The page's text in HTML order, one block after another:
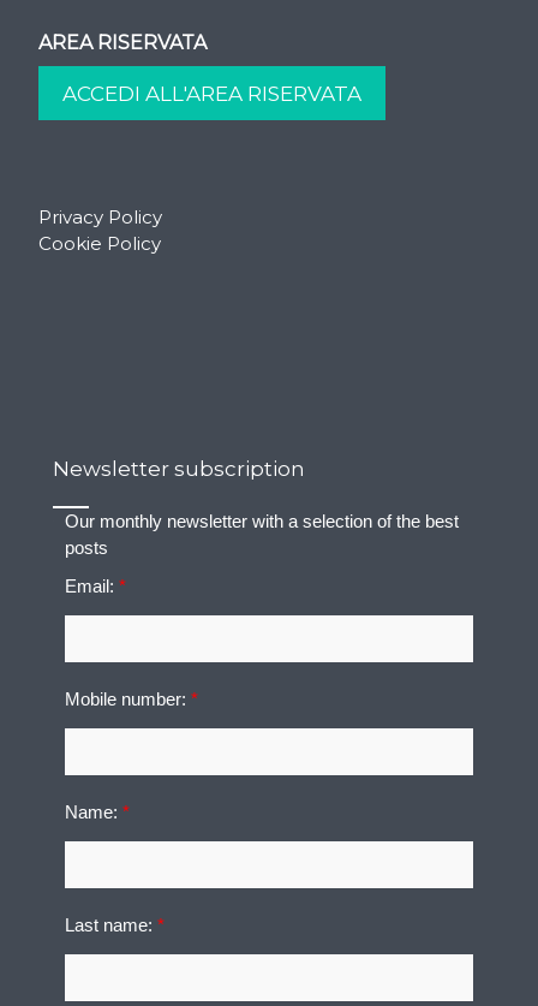
AREA RISERVATA
Privacy Policy
Cookie Policy
Newsletter subscription
Our monthly newsletter with a selection of the best
posts
Email:*
Mobile number:*
Name:*
Last name:*